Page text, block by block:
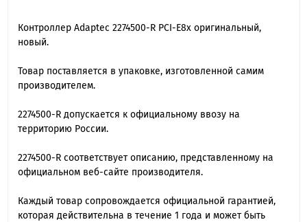
Контроллер Adaptec 2274500-R PCI-E8x оригинальный,
новый.
Товар поставляется в упаковке, изготовленной самим
производителем.
2274500-R допускается к официальному ввозу на
территорию России.
2274500-R cоответствует описанию, представленному на
официальном веб-сайте производителя.
Каждый товар сопровождается официальной гарантией,
которая действительна в течение 1 года и может быть